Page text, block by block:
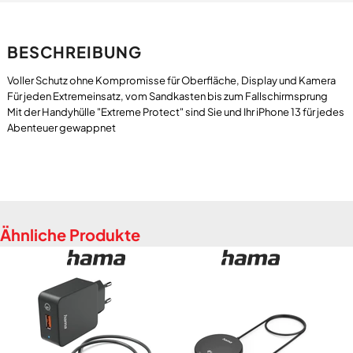
BESCHREIBUNG
Voller Schutz ohne Kompromisse für Oberfläche, Display und Kamera
Für jeden Extremeinsatz, vom Sandkasten bis zum Fallschirmsprung
Mit der Handyhülle "Extreme Protect" sind Sie und Ihr iPhone 13 für jedes
Abenteuer gewappnet
Ähnliche Produkte